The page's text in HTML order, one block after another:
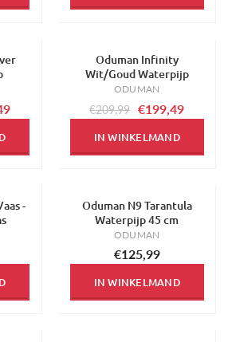
Oduman Infinity
Wit/Goud Waterpijp
ODUMAN
€209,99 €199,49
IN WINKELMAND
-
Oduman N9 Tarantula
Waterpijp 45 cm
ODUMAN
€125,99
IN WINKELMAND